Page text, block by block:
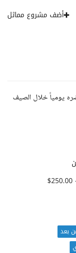
أضف مشروع مماثل
يومياً خلال الصيف
بعد